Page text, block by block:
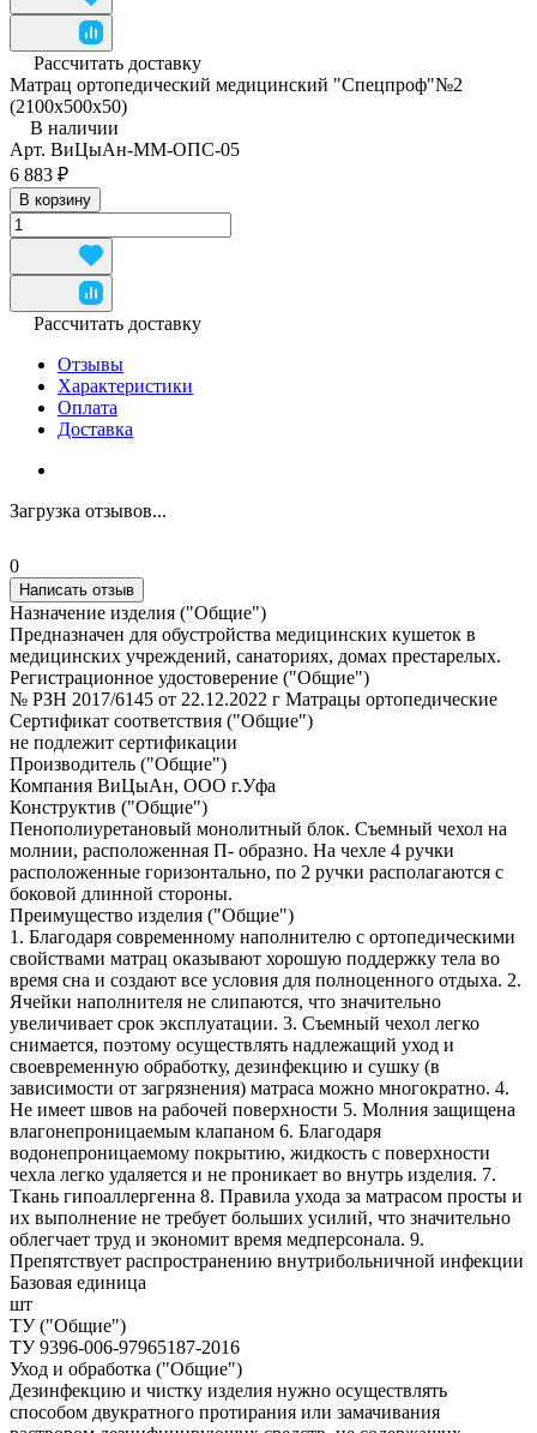
Рассчитать доставку
Матрац ортопедический медицинский "Спецпроф"№2
(2100х500х50)
В наличии
Арт. ВиЦыАн-ММ-ОПС-05
6 883 ₽
В корзину
Рассчитать доставку
Отзывы
Характеристики
Оплата
Доставка
Загрузка отзывов...
0
Написать отзыв
Назначение изделия ("Общие")
Предназначен для обустройства медицинских кушеток в
медицинских учреждений, санаториях, домах престарелых.
Регистрационное удостоверение ("Общие")
№ РЗН 2017/6145 от 22.12.2022 г Матрацы ортопедические
Сертификат соответствия ("Общие")
не подлежит сертификации
Производитель ("Общие")
Компания ВиЦыАн, ООО г.Уфа
Конструктив ("Общие")
Пенополиуретановый монолитный блок. Съемный чехол на
молнии, расположенная П- образно. На чехле 4 ручки
расположенные горизонтально, по 2 ручки располагаются с
боковой длинной стороны.
Преимущество изделия ("Общие")
1. Благодаря современному наполнителю с ортопедическими
свойствами матрац оказывают хорошую поддержку тела во
время сна и создают все условия для полноценного отдыха. 2.
Ячейки наполнителя не слипаются, что значительно
увеличивает срок эксплуатации. 3. Съемный чехол легко
снимается, поэтому осуществлять надлежащий уход и
своевременную обработку, дезинфекцию и сушку (в
зависимости от загрязнения) матраса можно многократно. 4.
Не имеет швов на рабочей поверхности 5. Молния защищена
влагонепроницаемым клапаном 6. Благодаря
водонепроницаемому покрытию, жидкость с поверхности
чехла легко удаляется и не проникает во внутрь изделия. 7.
Ткань гипоаллергенна 8. Правила ухода за матрасом просты и
их выполнение не требует больших усилий, что значительно
облегчает труд и экономит время медперсонала. 9.
Препятствует распространению внутрибольничной инфекции
Базовая единица
шт
ТУ ("Общие")
ТУ 9396-006-97965187-2016
Уход и обработка ("Общие")
Дезинфекцию и чистку изделия нужно осуществлять
способом двукратного протирания или замачивания